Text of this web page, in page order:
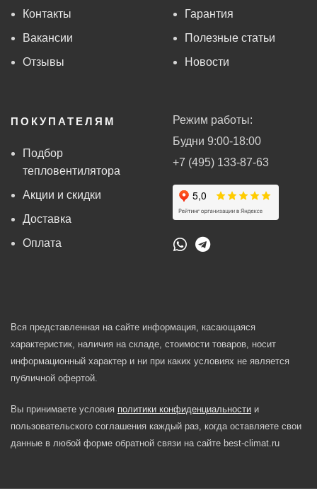
Контакты
Вакансии
Отзывы
Гарантия
Полезные статьи
Новости
ПОКУПАТЕЛЯМ
Подбор
тепловентилятора
Акции и скидки
Доставка
Оплата
Режим работы:
Будни 9:00-18:00
+7 (495) 133-87-63
Вся представленная на сайте информация, касающаяся
характеристик, наличия на складе, стоимости товаров, носит
информационный характер и ни при каких условиях не является
публичной офертой.
Вы принимаете условия политики конфиденциальности и
пользовательского соглашения каждый раз, когда оставляете свои
данные в любой форме обратной связи на сайте best-climat.ru